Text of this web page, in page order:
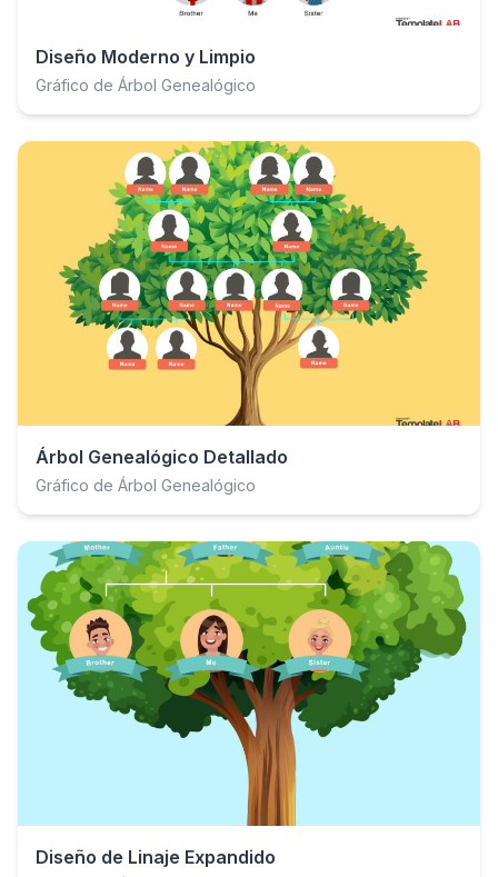
Diseño Moderno y Limpio
Gráfico de Árbol Genealógico
Árbol Genealógico Detallado
Gráfico de Árbol Genealógico
Diseño de Linaje Expandido